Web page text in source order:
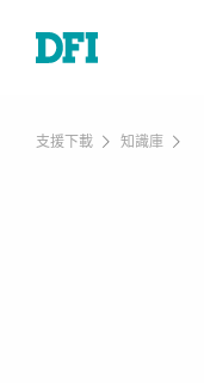
支援下載 知識庫